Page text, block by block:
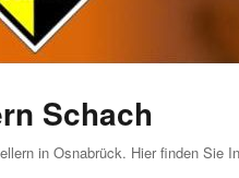
Schach
in Osnabrück. Hier finden Sie